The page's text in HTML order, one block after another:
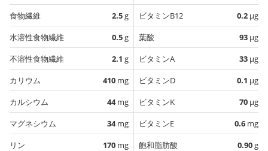
食物繊維
2.5g
水溶性食物繊維
0.5g
不溶性食物繊維
2.1 g
カリウム
410 mg
カルシウム
44mg
マグネシウム
34mg
リン
170 mg
ビタミンB12
0.2 µg
葉酸
93 µg
ビタミンA
33 µg
ビタミンD
0.1 µg
ビタミンK
70 µg
ビタミンE
0.6 mg
飽和脂肪酸
0.90g